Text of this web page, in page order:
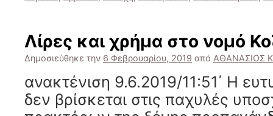
Λίρες και χρήμα στο νομό
Δημοσιεύθηκε την 6 Φεβρουαρίου, 2019 από ΑΘΑΝΑΣΙΟΣ
ανακτένιση 9.6.2019/11:51΄ Η
δεν βρίσκεται στις παχυλές